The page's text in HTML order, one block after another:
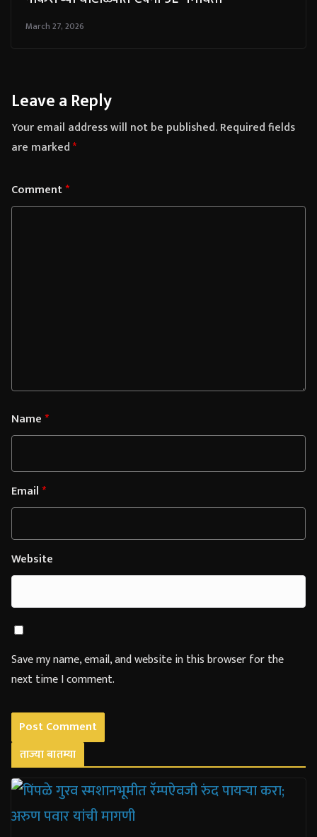
March 27, 2026
Leave a Reply
Your email address will not be published.Required fields
are marked*
Comment*
Name*
Email*
Website
Save my name, email, and website in this browser for the
next time I comment.
ताज्या बातम्या